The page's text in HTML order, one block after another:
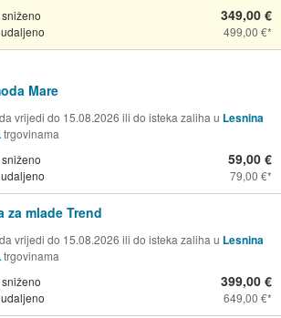
sniženo
udaljeno
349,00 €
499,00 €
Mare
vrijedi do 15.08.2026 ili do isteka zaliha u Lesnina
trgovinama
sniženo
udaljeno
59,00 €
79,00 €
za mlade Trend
vrijedi do 15.08.2026 ili do isteka zaliha u Lesnina
trgovinama
sniženo
udaljeno
399,00 €
649,00 €